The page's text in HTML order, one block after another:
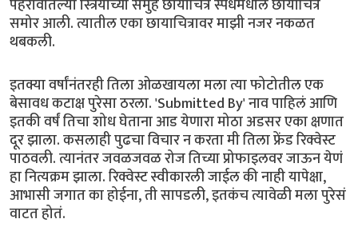
पेहरावातल्या स्त्रियांच्या समुह छायाचित्रं स्पर्धेमधील छायाचित्रे
समोर आली. त्यातील एका छायाचित्रावर माझी नजर नकळत
थबकली.
इतक्या वर्षांनंतरही तिला ओळखायला मला त्या फोटोतील एक
बेसावध कटाक्ष पुरेसा ठरला. 'Submitted By' नाव पाहिलं आणि
इतकी वर्षं तिचा शोध घेताना आड येणारा मोठा अडसर एका क्षणात
दूर झाला. कसलाही पुढचा विचार न करता मी तिला फ्रेंड रिक्वेस्ट
पाठवली. त्यानंतर जवळजवळ रोज तिच्या प्रोफाइलवर जाऊन येणं
हा नित्यक्रम झाला. रिक्वेस्ट स्वीकारली जाईल की नाही यापेक्षा,
आभासी जगात का होईना, ती सापडली, इतकंच त्यावेळी मला पुरेसं
वाटत होतं.